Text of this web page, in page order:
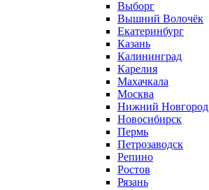
Выборг
Вышний Волочёк
Екатеринбург
Казань
Калининград
Карелия
Махачкала
Москва
Нижний Новгород
Новосибирск
Пермь
Петрозаводск
Репино
Ростов
Рязань